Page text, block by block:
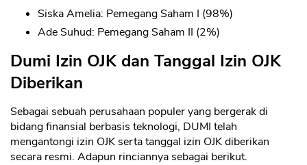
Siska Amelia: Pemegang Saham I (98%)
Ade Suhud: Pemegang Saham II (2%)
Dumi Izin OJK dan Tanggal Izin OJK
Diberikan
Sebagai sebuah perusahaan populer yang bergerak di
bidang finansial berbasis teknologi, DUMI telah
mengantongi izin OJK serta tanggal izin OJK diberikan
secara resmi. Adapun rinciannya sebagai berikut.